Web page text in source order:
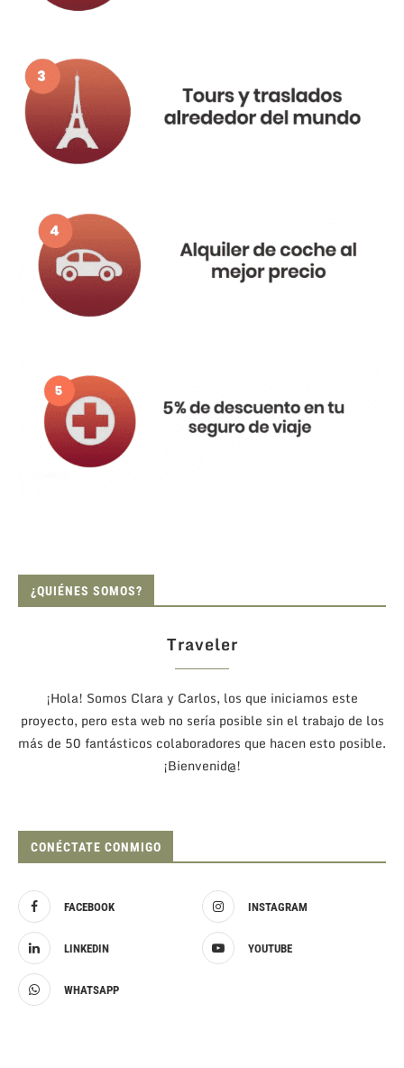
¿QUIÉNES SOMOS?
Traveler
¡Hola! Somos Clara y Carlos, los que iniciamos este
proyecto, pero esta web no sería posible sin el trabajo de los
más de 50 fantásticos colaboradores que hacen esto posible.
¡Bienvenid@!
CONÉCTATE CONMIGO
FACEBOOK INSTAGRAM
LINKEDIN YOUTUBE
WHATSAPP